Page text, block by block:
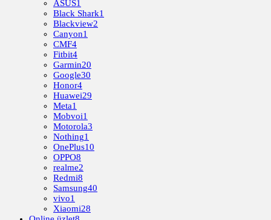
ASUS1
Black Shark1
Blackview2
Canyon1
CMF4
Fitbit4
Garmin20
Google30
Honor4
Huawei29
Meta1
Mobvoi1
Motorola3
Nothing1
OnePlus10
OPPO8
realme2
Redmi8
Samsung40
vivo1
Xiaomi28